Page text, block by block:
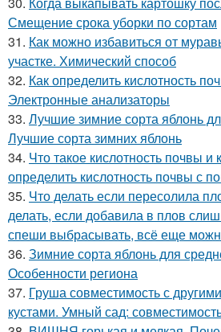
Смещение срока уборки по сортам
31. Как можно избавиться от
участке. Химический способ
32. Как определить кислотность
Электронные анализаторы
33. Лучшие зимние сорта яблонь
Лучшие сорта зимних яблонь
34. Что такое кислотность почвы и
определить кислотность почвы с
35. Что делать если пересолила
делать, если добавила в плов
спеши выбрасывать, всё еще
36. Зимние сорта яблонь для
Особенности региона
37. Груша совместимость с
кустами. Умный сад: